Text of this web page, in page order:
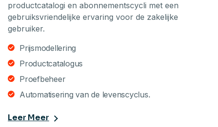
productcatalogi en abonnementscycli met een
gebruiksvriendelijke ervaring voor de zakelijke
gebruiker.
Prijsmodellering
Productcatalogus
Proefbeheer
Automatisering van de levenscyclus.
Leer Meer